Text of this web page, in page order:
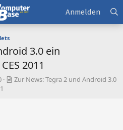
Anmelden
3.0 ein
2011
Zur News: Tegra 2 und Android 3.0